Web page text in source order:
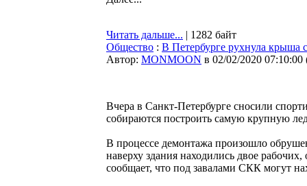
Читать дальше... | 1282 байт
Общество : В Петербурге рухнула крыша
Автор: MONMOON в 02/02/2020 07:10:00
Вчера в Санкт-Петербурге сносили
собираются построить самую крупную
В процессе демонтажа произошло
наверху здания находились двое
сообщает, что под завалами СКК могут